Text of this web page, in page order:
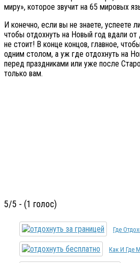
миру», которое звучит на 65 мировых
И конечно, если вы не знаете, успеете
чтобы отдохнуть на Новый год вдали
не стоит! В конце концов, главное,
одним столом, а уж где отдохнуть на
перед праздниками или уже после
только вам.
5/5 - (1 голос)
Где
Как И Где